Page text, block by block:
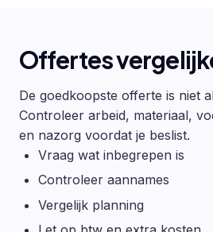
Offertes
De goedkoopste offerte is niet
Controleer arbeid, materiaal,
en nazorg voordat je beslist.
Vraag wat inbegrepen is
Controleer aannames
Vergelijk planning